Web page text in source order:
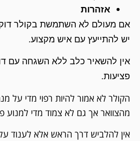
אזהרות
אם מעולם לא השתמשת בקולר
יש להתייעץ עם איש מקצוע.
אין להשאיר כלב ללא השגחה עם
פציעות.
הקולר לא אמור להיות רפוי מדי על
מהצוואר אך גם לא צמוד מדי למנוע
אין להלביש דרך הראש אלא לענוד